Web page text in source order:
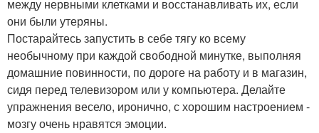
между нервными клетками и восстанавливать их, если
они были утеряны.
Постарайтесь запустить в себе тягу ко всему
необычному при каждой свободной минутке, выполняя
домашние повинности, по дороге на работу и в магазин,
сидя перед телевизором или у компьютера. Делайте
упражнения весело, иронично, с хорошим настроением -
мозгу очень нравятся эмоции.